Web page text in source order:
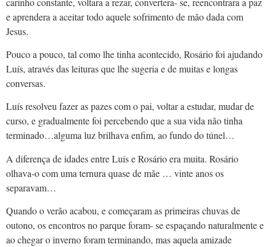
e aprendera a aceitar todo aquele sofrimento de mão dada com
Jesus.
Pouco a pouco, tal como lhe tinha acontecido, Rosário foi ajudando
Luís, através das leituras que lhe sugeria e de muitas e longas
conversas.
Luís resolveu fazer as pazes com o pai, voltar a estudar, mudar de
curso, e gradualmente foi percebendo que a sua vida não tinha
terminado…alguma luz brilhava enfim, ao fundo do túnel…
A diferença de idades entre Luís e Rosário era muita. Rosário
olhava-o com uma ternura quase de mãe … vinte anos os
separavam…
Quando o verão acabou, e começaram as primeiras chuvas de
outono, os encontros no parque foram- se espaçando naturalmente e
ao chegar o inverno foram terminando, mas aquela amizade